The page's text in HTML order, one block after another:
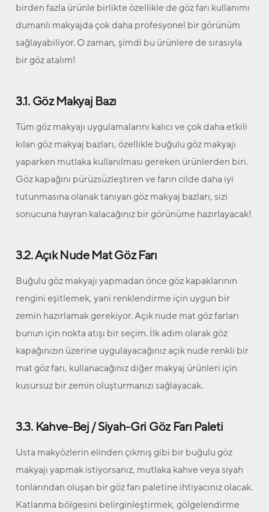
birden fazla ürünle birlikte özellikle de göz farı kullanımı
dumanlı makyajda çok daha profesyonel bir görünüm
sağlayabiliyor. O zaman, şimdi bu ürünlere de sırasıyla
bir göz atalım!
3.1. Göz Makyaj Bazı
Tüm göz makyajı uygulamalarını kalıcı ve çok daha etkili
kılan göz makyaj bazları, özellikle buğulu göz makyajı
yaparken mutlaka kullanılması gereken ürünlerden biri.
Göz kapağını pürüzsüzleştiren ve farın cilde daha iyi
tutunmasına olanak tanıyan göz makyaj bazları, sizi
sonucuna hayran kalacağınız bir görünüme hazırlayacak!
3.2. Açık Nude Mat Göz Farı
Buğulu göz makyajı yapmadan önce göz kapaklarının
rengini eşitlemek, yani renklendirme için uygun bir
zemin hazırlamak gerekiyor. Açık nude mat göz farları
bunun için nokta atışı bir seçim. İlk adım olarak göz
kapağınızın üzerine uygulayacağınız açık nude renkli bir
mat göz farı, kullanacağınız diğer makyaj ürünleri için
kusursuz bir zemin oluşturmanızı sağlayacak.
3.3. Kahve-Bej / Siyah-Gri Göz Farı Paleti
Usta makyözlerin elinden çıkmış gibi bir buğulu göz
makyajı yapmak istiyorsanız, mutlaka kahve veya siyah
tonlarından oluşan bir göz farı paletine ihtiyacınız olacak.
Katlanma bölgesini belirginleştirmek, gölgelendirme